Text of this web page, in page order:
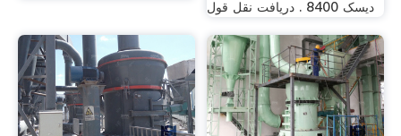
دیسک 8400 . دریافت نقل قول